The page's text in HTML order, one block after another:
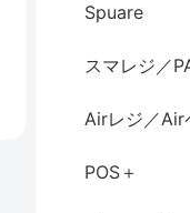
Spuare
スマレジ／
Airレジ／Air
POS＋